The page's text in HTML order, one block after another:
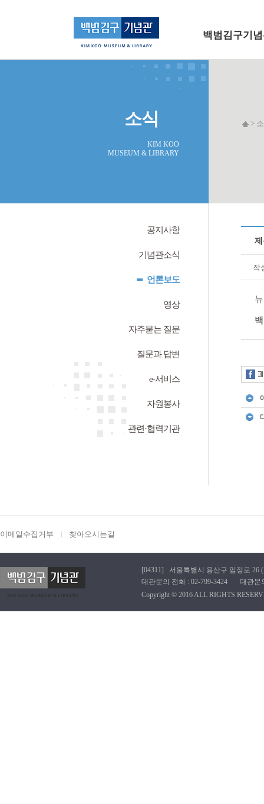
백범김구기
소식
KIM KOO
MUSEUM & LIBRARY
>
공지사항
기념관소식
언론보도
영상
자주묻는 질문
질문과 답변
e-서비스
자원봉사
관련·협력기관
작
이메일수집거부 찾아오시는길
[04311] 서울특별시 용산구 임정로
대관문의 전화 : 02-799-3424 대관문
Copyright © 2016 ALL RIGHTS